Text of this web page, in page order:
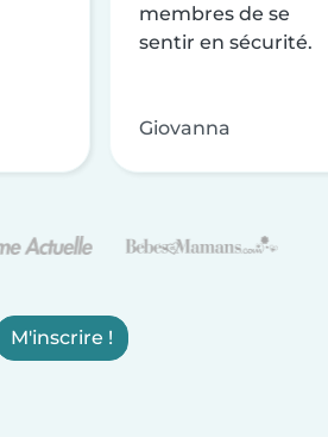
membres de se
sentir en sécurité.
Giovanna
M'inscrire !